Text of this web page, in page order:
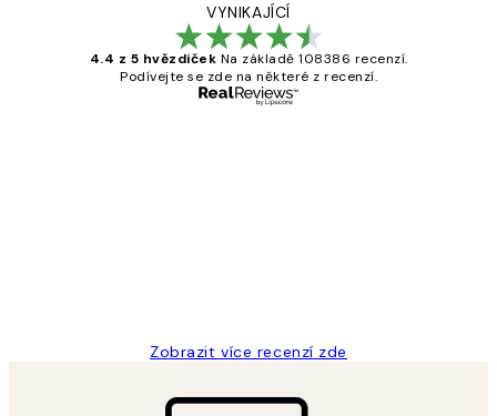
VYNIKAJÍCÍ
4.4 z 5 hvězdiček Na základě 108386 recenzí.
Podívejte se zde na některé z recenzí.
Zobrazit více recenzí zde